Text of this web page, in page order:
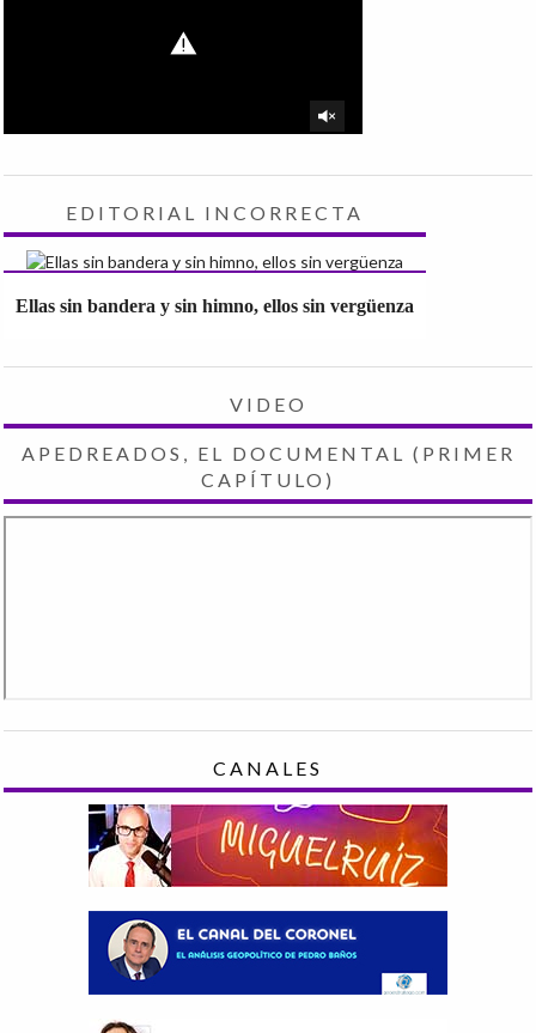
EDITORIAL INCORRECTA
Ellas sin bandera y sin himno, ellos sin vergüenza
VIDEO
APEDREADOS, EL DOCUMENTAL (PRIMER
CAPÍTULO)
CANALES